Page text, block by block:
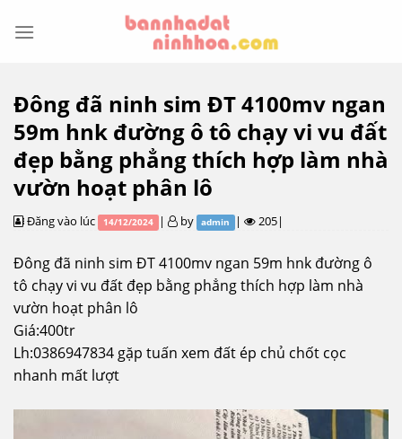
Đông đã ninh sim ĐT 4100mv ngan
59m hnk đường ô tô chạy vi vu đất
đẹp bằng phẳng thích hợp làm nhà
vườn hoạt phân lô
Đăng vào lúc 14/12/2024 | by admin | 205|
Đông đã ninh sim ĐT 4100mv ngan 59m hnk đường ô
tô chạy vi vu đất đẹp bằng phẳng thích hợp làm nhà
vườn hoạt phân lô
Giá:400tr
Lh:0386947834 gặp tuấn xem đất ép chủ chốt cọc
nhanh mất lượt